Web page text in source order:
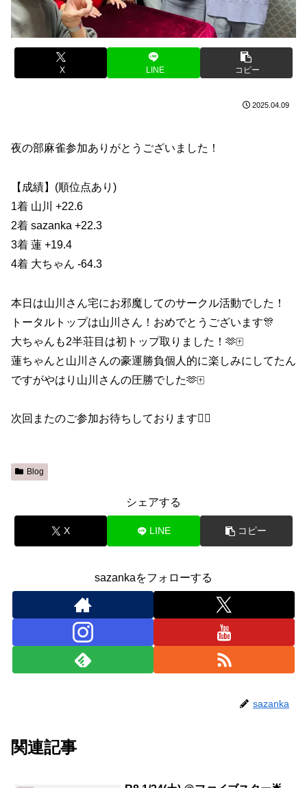
X LINE コピー
2025.04.09
夜の部麻雀参加ありがとうございました！
【成績】(順位点あり)
1着 山川 +22.6
2着 sazanka +22.3
3着 蓮 +19.4
4着 大ちゃん -64.3
本日は山川さん宅にお邪魔してのサークル活動でした！
トータルトップは山川さん！おめでとうございます🎊
大ちゃんも2半荘目は初トップ取りました！🫶🀄️
蓮ちゃんと山川さんの豪運勝負個人的に楽しみにしてたん
ですがやはり山川さんの圧勝でした🫶🀄️
次回またのご参加お待ちしております🙇‍♀️
Blog
シェアする
X LINE コピー
sazankaをフォローする
sazanka
関連記事